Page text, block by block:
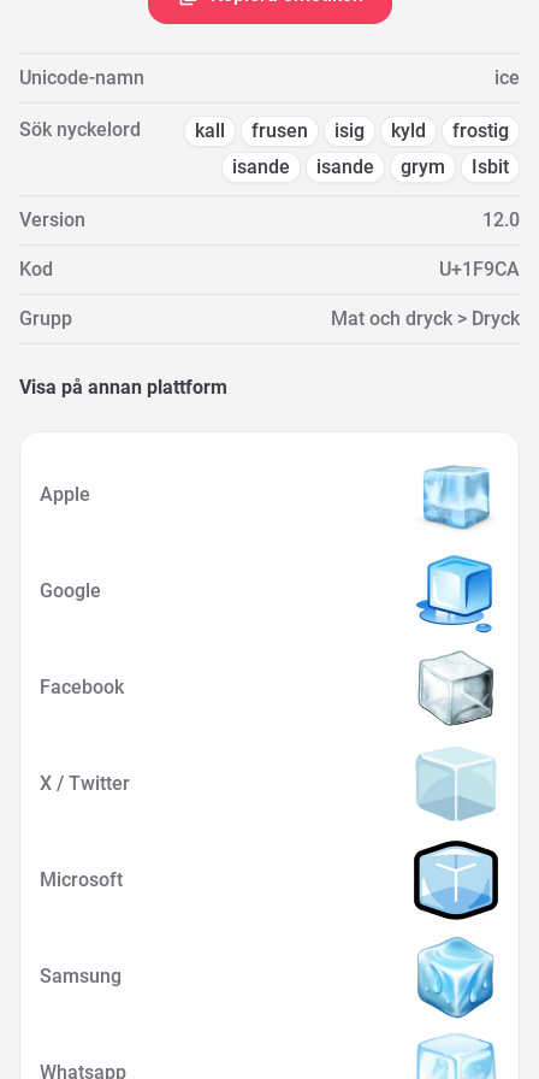
Unicode-namn ice
Sök nyckelord kall frusen isig kyld
frostig
isande
isande grym Isbit
Version 12.0
Kod U+1F9CA
Grupp Mat och dryck > Dryck
Visa på annan plattform
Apple
Google
Facebook
X / Twitter
Microsoft
Samsung
Whatsapp